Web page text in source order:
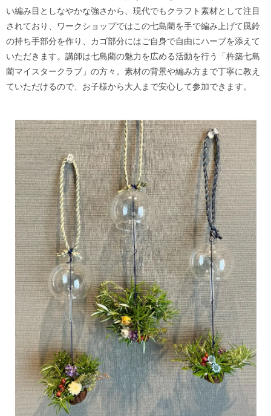
い編み目としなやかな強さから、現代でもクラフト素材として注目
されており、ワークショップではこの七島藺を手で編み上げて風鈴
の持ち手部分を作り、カゴ部分にはご自身で自由にハーブを添えて
いただきます。講師は七島藺の魅力を広める活動を行う「杵築七島
藺マイスタークラブ」の方々。素材の背景や編み方まで丁寧に教え
ていただけるので、お子様から大人まで安心して参加できます。